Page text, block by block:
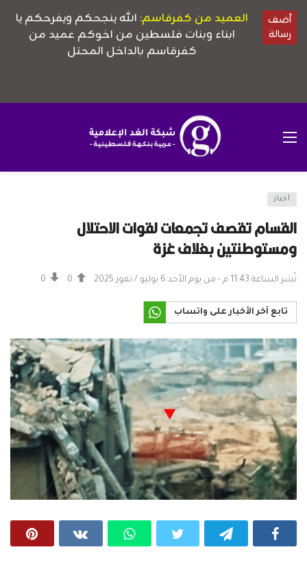
أخبار
القسام تقصف تجمعات لقوات الاحتلال
ومستوطنتين بغلاف غزة
نُشر الساعة 11:43 م - من يوم الأحد 6 يوليو / تموز 2025 0
0
تابع آخر الأخبار على واتساب